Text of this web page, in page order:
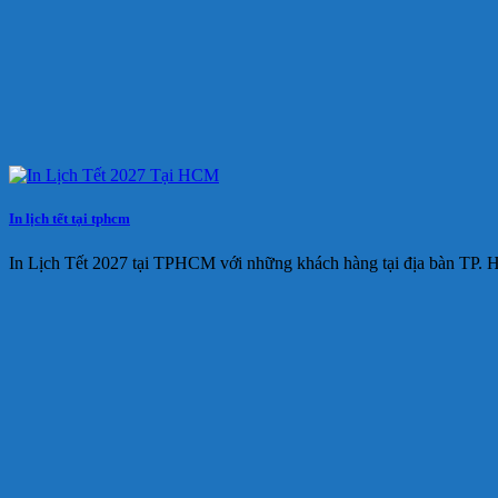
In lịch tết tại tphcm
In Lịch Tết 2027 tại TPHCM với những khách hàng tại địa bàn TP.